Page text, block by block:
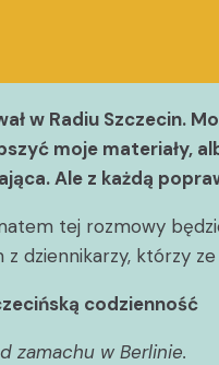
w Radiu Szczecin.
moje materiały,
Ale z każdą
tej rozmowy
dziennikarzy, którzy
codzienność
zamachu w Berlinie.